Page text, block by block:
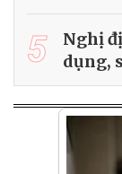
5
Nghị
dụng,